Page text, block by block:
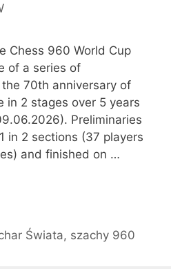
Chess 960 World Cup
of a series of
70th anniversary of
in 2 stages over 5 years
Preliminaries
in 2 sections (37 players
and finished on …
Świata, szachy 960